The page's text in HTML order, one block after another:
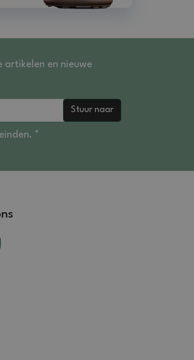
artikelen en nieuwe
Stuur naar
*